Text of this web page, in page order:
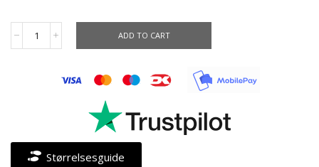
ADD TO CART
Størrelsesguide